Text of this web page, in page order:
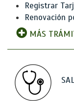
Registrar
Renovación
MÁS